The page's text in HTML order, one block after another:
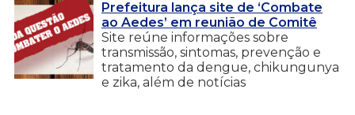
Prefeitura lança site de ‘Combate
ao Aedes’ em reunião de Comitê
Site reúne informações sobre
transmissão, sintomas, prevenção e
tratamento da dengue, chikungunya
e zika, além de notícias